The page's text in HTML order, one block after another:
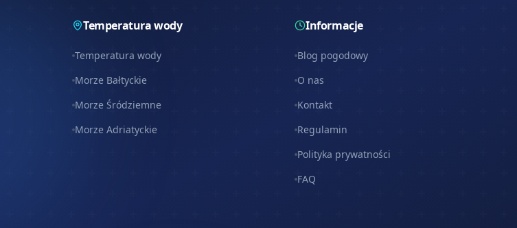
Temperatura wody
Temperatura wody
Morze Bałtyckie
Morze Śródziemne
Morze Adriatyckie
Informacje
Blog pogodowy
O nas
Kontakt
Regulamin
Polityka prywatności
FAQ